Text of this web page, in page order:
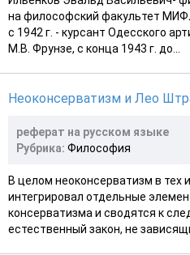
на философский факультет
с 1942 г. - курсант Одесского
М.В. Фрунзе, с конца 1943 г. до...
Неоконсерватизм и Лео
реферат на русском языке
Рубрика: Философия
В целом неоконсерватизм в тех
интегрировал отдельные
консерватизма и сводятся к
естественный закон, не